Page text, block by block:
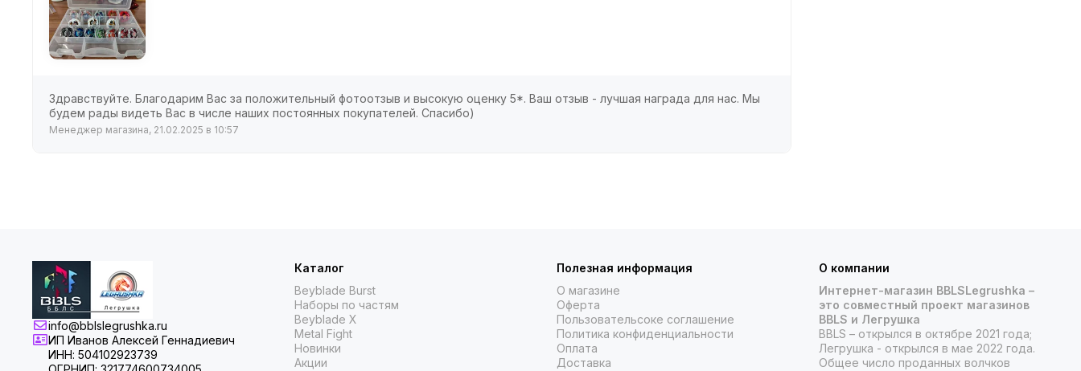
Здравствуйте. Благодарим Вас за положительный фотоотзыв и высокую оценку 5*. Ваш отзыв - лучшая награда для нас. Мы
будем рады видеть Вас в числе наших постоянных покупателей. Спасибо)
Менеджер магазина, 21.02.2025 в 10:57
info@bblslegrushka.ru
ИП Иванов Алексей Геннадиевич
ИНН: 504102923739
Каталог
Beyblade Burst
Наборы по частям
Beyblade X
Metal Fight
Новинки
Акции
Полезная информация
О магазине
Оферта
Пользовательсоке соглашение
Политика конфиденциальности
Оплата
Доставка
О компании
Интернет-магазин BBLSLegrushka –
это совместный проект магазинов
BBLS и Легрушка
BBLS – открылся в октябре 2021 года;
Легрушка - открылся в мае 2022 года.
Общее число проданных волчков